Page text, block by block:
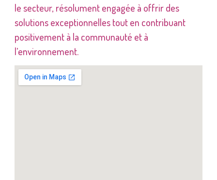
le secteur, résolument engagée à offrir des
solutions exceptionnelles tout en contribuant
positivement à la communauté et à
l’environnement.